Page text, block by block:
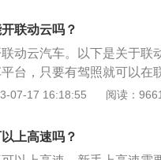
自行领取、去车管所自行
照没有领取到之前，千万不
会有一年的实习期，车辆
被扣满12分，驾驶证是会
期不能上高速，如果有特
联动云吗？
动云汽车。以下是关于联
台，只要有驾照就可以在
着经济的不断发展，人们
后，年轻人成为汽车的消
照时间和里程来计费，相对
07-17 16:18:55 阅读：
上高速吗？